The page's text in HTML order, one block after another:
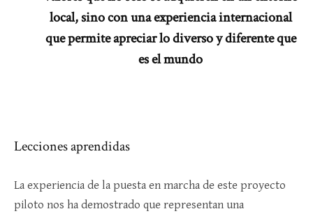
local, sino con una experiencia internacional
que permite apreciar lo diverso y diferente que
es el mundo
Lecciones aprendidas
La experiencia de la puesta en marcha de este proyecto
piloto nos ha demostrado que representan una